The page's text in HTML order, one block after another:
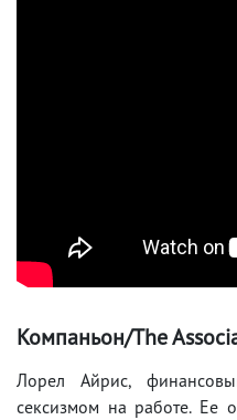
Компаньон/The
Лорел Айрис,
сексизмом на работе. Ее